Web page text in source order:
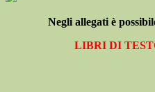
Negli allegati è
LIBRI DI